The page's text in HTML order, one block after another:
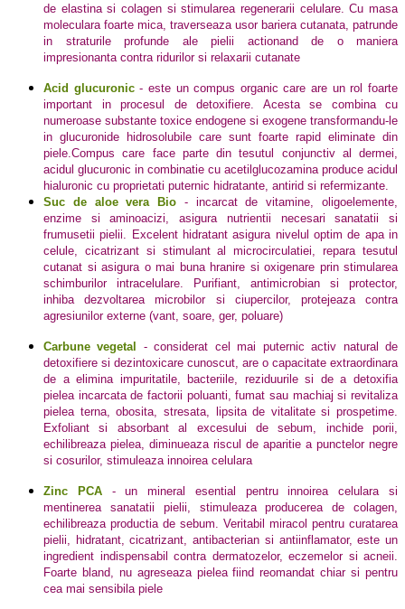
de elastina si colagen si stimularea regenerarii celulare. Cu masa
moleculara foarte mica, traverseaza usor bariera cutanata, patrunde
in straturile profunde ale pielii actionand de o maniera
impresionanta contra ridurilor si relaxarii cutanate
Acid glucuronic- este un compus organic care are un rol foarte
important in procesul de detoxifiere. Acesta se combina cu
numeroase substante toxice endogene si exogene transformandu-le
in glucuronide hidrosolubile care sunt foarte rapid eliminate din
piele.Compus care face parte din tesutul conjunctiv al dermei,
acidul glucuronic in combinatie cu acetilglucozamina produce acidul
hialuronic cu proprietati puternic hidratante, antirid si refermizante.
Suc de aloe vera Bio - incarcat de vitamine, oligoelemente,
enzime si aminoacizi, asigura nutrientii necesari sanatatii si
frumusetii pielii. Excelent hidratant asigura nivelul optim de apa in
celule, cicatrizant si stimulant al microcirculatiei, repara tesutul
cutanat si asigura o mai buna hranire si oxigenare prin stimularea
schimburilor intracelulare. Purifiant, antimicrobian si protector,
inhiba dezvoltarea microbilor si ciupercilor, protejeaza contra
agresiunilor externe (vant, soare, ger, poluare)
Carbune vegetal
- considerat cel mai puternic activ natural de
detoxifiere si dezintoxicare cunoscut, are o capacitate extraordinara
de a elimina impuritatile, bacteriile, reziduurile si de a detoxifia
pielea incarcata de factorii poluanti, fumat sau machiaj si revitaliza
pielea terna, obosita, stresata, lipsita de vitalitate si prospetime.
Exfoliant si absorbant al excesului de sebum, inchide porii,
echilibreaza pielea, diminueaza riscul de aparitie a punctelor negre
si cosurilor, stimuleaza innoirea celulara
Zinc PCA- un mineral esential pentru innoirea celulara si
mentinerea sanatatii pielii, stimuleaza producerea de colagen,
echilibreaza productia de sebum. Veritabil miracol pentru curatarea
pielii, hidratant, cicatrizant, antibacterian si antiinflamator, este un
ingredient indispensabil contra dermatozelor, eczemelor si acneii.
Foarte bland, nu agreseaza pielea fiind reomandat chiar si pentru
cea mai sensibila piele